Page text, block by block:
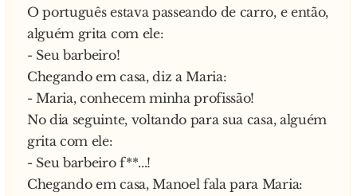
Por que você pegou a moeda de 25 centavos ao
invés da de 1 real?
O menino lambe o sorvete e responde:
- Porque no dia que eu pegar a de 1 real, o jogo
acaba!
O português estava passeando de carro, e então,
alguém grita com ele:
- Seu barbeiro!
Chegando em casa, diz a Maria:
- Maria, conhecem minha profissão!
No dia seguinte, voltando para sua casa, alguém
grita com ele:
- Seu barbeiro f**...!
Chegando em casa, Manoel fala para Maria: